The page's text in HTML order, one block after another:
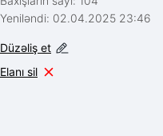
Yeniləndi: 02.04.2025 23:46
Düzəliş et
Elanı sil